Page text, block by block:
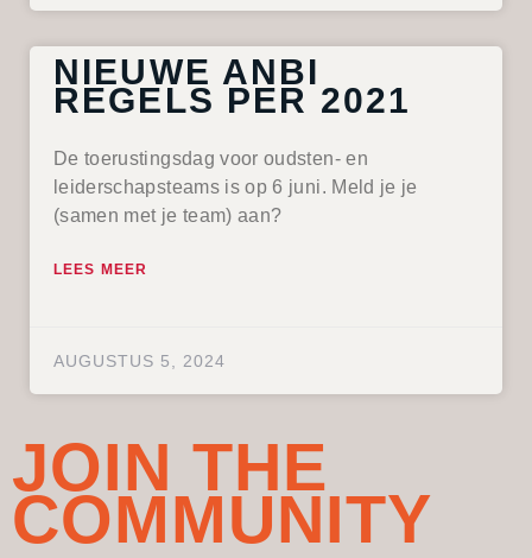
NIEUWE ANBI
REGELS PER 2021
De toerustingsdag voor oudsten- en
leiderschapsteams is op 6 juni. Meld je je
(samen met je team) aan?
LEES MEER
AUGUSTUS 5, 2024
JOIN THE
COMMUNITY